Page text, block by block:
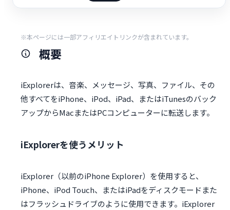
※本ページには一部アフィリエイトリンクが含まれています。
概要
iExplorerは、音楽、メッセージ、写真、ファイル、その
他すべてをiPhone、iPod、iPad、またはiTunesのバック
アップからMacまたはPCコンピューターに転送します。
iExplorerを使うメリット
iExplorer（以前のiPhone Explorer）を使用すると、
iPhone、iPod Touch、またはiPadをディスクモードまた
はフラッシュドライブのように使用できます。iExplorer